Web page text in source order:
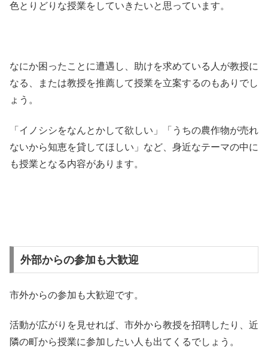
色とりどりな授業をしていきたいと思っています。
なにか困ったことに遭遇し、助けを求めている人が教授に
なる、または教授を推薦して授業を立案するのもありでし
ょう。
「イノシシをなんとかして欲しい」「うちの農作物が売れ
ないから知恵を貸してほしい」など、身近なテーマの中に
も授業となる内容があります。
外部からの参加も大歓迎
市外からの参加も大歓迎です。
活動が広がりを見せれば、市外から教授を招聘したり、近
隣の町から授業に参加したい人も出てくるでしょう。